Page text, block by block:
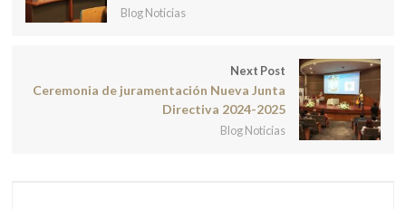
Blog Noticias
Next Post
Ceremonia de juramentación Nueva Junta
Directiva 2024-2025
Blog Noticias